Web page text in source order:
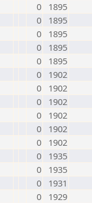
0
1895
0
1895
0
1895
0
1895
0
1895
0
1902
0
1902
0
1902
0
1902
0
1902
0
1902
0
1935
0
1935
0
1931
0
1929